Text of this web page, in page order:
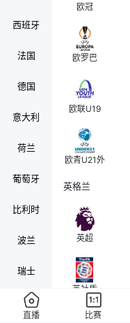
西班牙
法国
德国
意大利
荷兰
葡萄牙
比利时
波兰
瑞士
奥地利
欧冠
欧罗巴
欧联U19
欧青U21外
英格兰
英超
英社盾
直播 比赛